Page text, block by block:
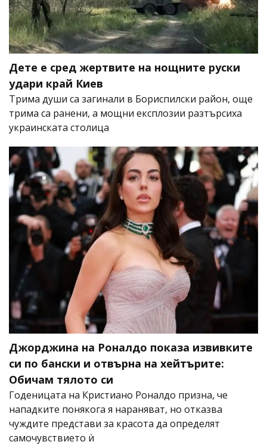
Дете е сред жертвите на нощните руски
удари край Киев
Трима души са загинали в Бориспилски район, още
трима са ранени, а мощни експлозии разтърсиха
украинската столица
Джорджина на Роналдо показа извивките
си по бански и отвърна на хейтърите:
Обичам тялото си
Годеницата на Кристиано Роналдо призна, че
нападките понякога я нараняват, но отказва
чуждите представи за красота да определят
самочувствието ѝ